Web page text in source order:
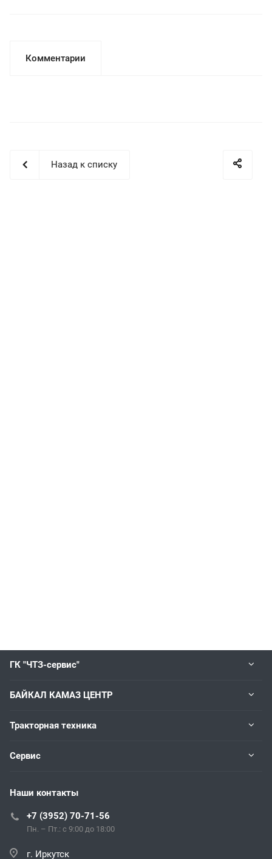
Комментарии
Назад к списку
ГК "ЧТЗ-сервис"
БАЙКАЛ КАМАЗ ЦЕНТР
Тракторная техника
Сервис
Наши контакты
+7 (3952) 70-71-56
Пн. – Пт.: с 9:00 до 18:00
г. Иркутск